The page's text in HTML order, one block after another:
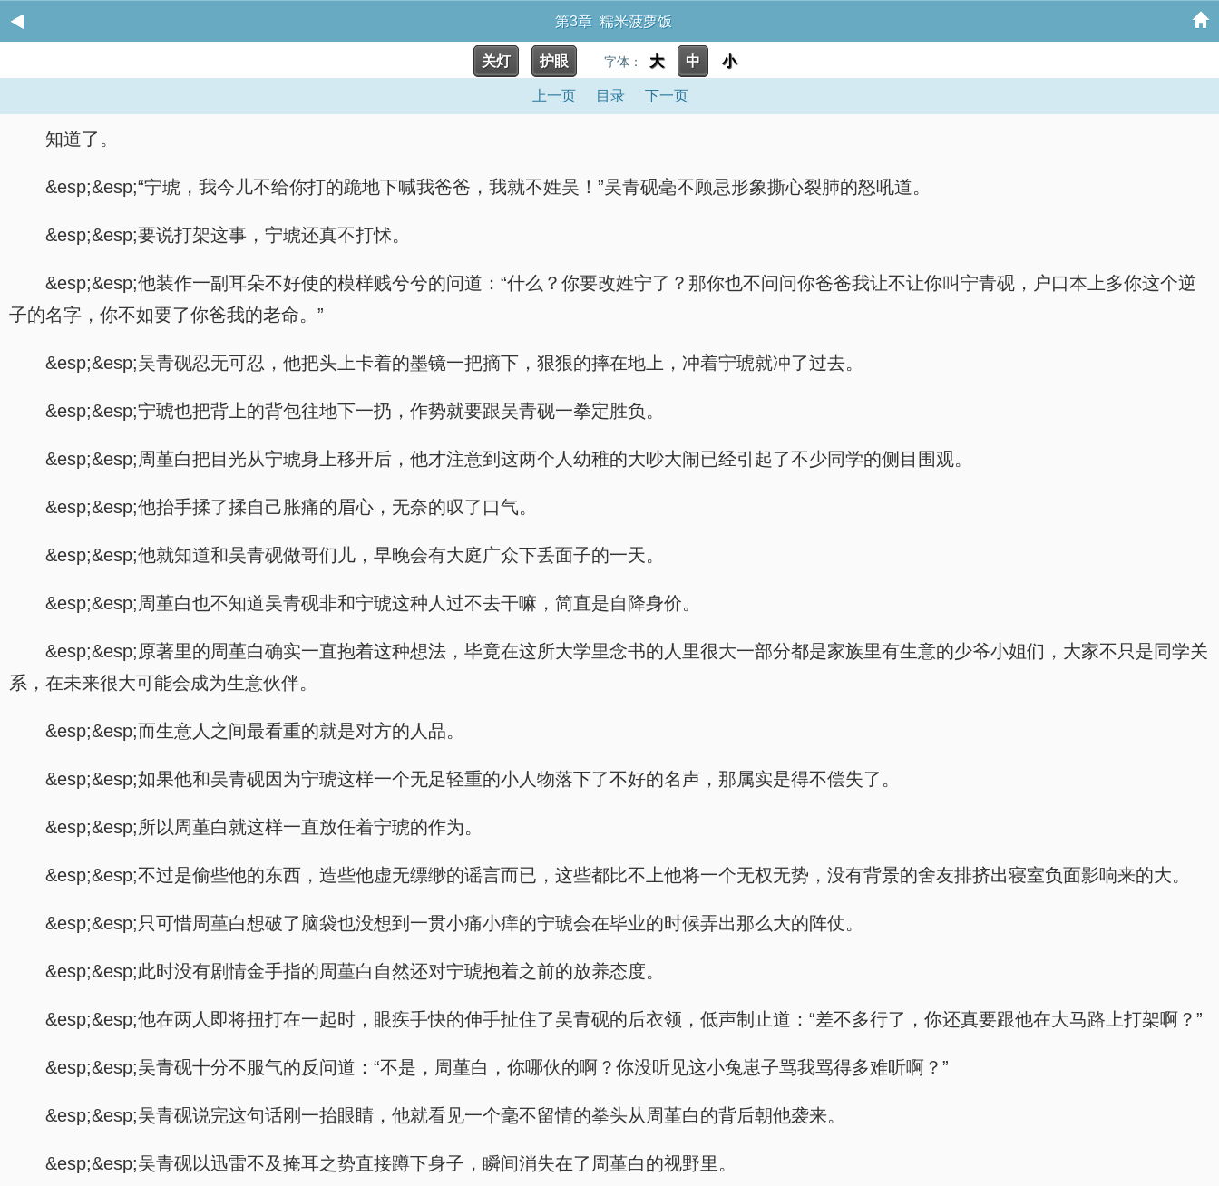
第3章 糯米菠萝饭
关灯 护眼 字体： 大 中 小
上一页 目录 下一页
知道了。
&esp;&esp;“宁琥，我今儿不给你打的跪地下喊我爸爸，我就不姓吴！”吴青砚毫不顾忌形象撕心裂肺的怒吼道。
&esp;&esp;要说打架这事，宁琥还真不打怵。
&esp;&esp;他装作一副耳朵不好使的模样贱兮兮的问道：“什么？你要改姓宁了？那你也不问问你爸爸我让不让你叫宁青砚，户口本上多你这个逆
子的名字，你不如要了你爸我的老命。”
&esp;&esp;吴青砚忍无可忍，他把头上卡着的墨镜一把摘下，狠狠的摔在地上，冲着宁琥就冲了过去。
&esp;&esp;宁琥也把背上的背包往地下一扔，作势就要跟吴青砚一拳定胜负。
&esp;&esp;周堇白把目光从宁琥身上移开后，他才注意到这两个人幼稚的大吵大闹已经引起了不少同学的侧目围观。
&esp;&esp;他抬手揉了揉自己胀痛的眉心，无奈的叹了口气。
&esp;&esp;他就知道和吴青砚做哥们儿，早晚会有大庭广众下丢面子的一天。
&esp;&esp;周堇白也不知道吴青砚非和宁琥这种人过不去干嘛，简直是自降身价。
&esp;&esp;原著里的周堇白确实一直抱着这种想法，毕竟在这所大学里念书的人里很大一部分都是家族里有生意的少爷小姐们，大家不只是同学关
系，在未来很大可能会成为生意伙伴。
&esp;&esp;而生意人之间最看重的就是对方的人品。
&esp;&esp;如果他和吴青砚因为宁琥这样一个无足轻重的小人物落下了不好的名声，那属实是得不偿失了。
&esp;&esp;所以周堇白就这样一直放任着宁琥的作为。
&esp;&esp;不过是偷些他的东西，造些他虚无缥缈的谣言而已，这些都比不上他将一个无权无势，没有背景的舍友排挤出寝室负面影响来的大。
&esp;&esp;只可惜周堇白想破了脑袋也没想到一贯小痛小痒的宁琥会在毕业的时候弄出那么大的阵仗。
&esp;&esp;此时没有剧情金手指的周堇白自然还对宁琥抱着之前的放养态度。
&esp;&esp;他在两人即将扭打在一起时，眼疾手快的伸手扯住了吴青砚的后衣领，低声制止道：“差不多行了，你还真要跟他在大马路上打架啊？”
&esp;&esp;吴青砚十分不服气的反问道：“不是，周堇白，你哪伙的啊？你没听见这小兔崽子骂我骂得多难听啊？”
&esp;&esp;吴青砚说完这句话刚一抬眼睛，他就看见一个毫不留情的拳头从周堇白的背后朝他袭来。
&esp;&esp;吴青砚以迅雷不及掩耳之势直接蹲下身子，瞬间消失在了周堇白的视野里。